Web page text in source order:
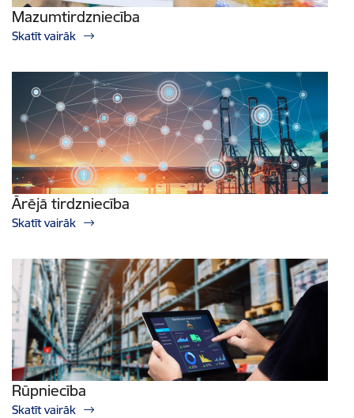
Mazumtirdzniecība
Skatīt vairāk
Ārējā tirdzniecība
Skatīt vairāk
Rūpniecība
Skatīt vairāk